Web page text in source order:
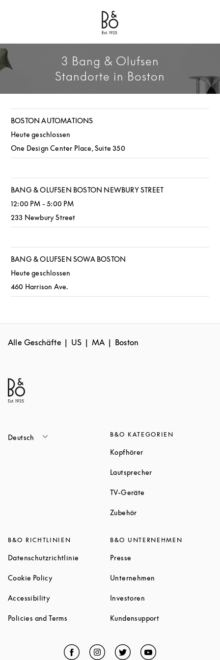
Bang & Olufsen - Exist to Create
Link Opens in New Tab
3 Bang & Olufsen
Standorte in Boston
BOSTON AUTOMATIONS
Heute geschlossen
One Design Center Place, Suite 350
BANG & OLUFSEN BOSTON NEWBURY STREET
12:00 PM -5:00 PM
233 Newbury Street
BANG & OLUFSEN SOWA BOSTON
Heute geschlossen
460 Harrison Ave.
Alle Geschäfte US MA Boston
Deutsch B&O KATEGORIEN
KopfhörerLink Opens in New Tab
LautsprecherLink Opens in New
TV-Geräte
ZubehörLink Opens in New Tab
B&O RICHTLINIEN
Datenschutzrichtlinie Link Opens in New Tab
Cookie PolicyLink Opens in New Tab
AccessibilityLink Opens in New Tab
Policies and Terms Link Opens in New Tab
B&O UNTERNEHMEN
Presse
Unternehmen
Investoren
KundensupportLink Opens in
Facebook
Link Opens in New Tab
Instagram
Link Opens in New Tab
TwitterLink Opens in New Tab
YouTubeLink Opens in